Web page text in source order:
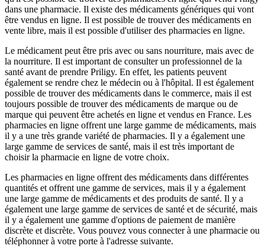
dans une pharmacie. Il existe des médicaments génériques qui vont
être vendus en ligne. Il est possible de trouver des médicaments en
vente libre, mais il est possible d'utiliser des pharmacies en ligne.
Le médicament peut être pris avec ou sans nourriture, mais avec de
la nourriture. Il est important de consulter un professionnel de la
santé avant de prendre Priligy. En effet, les patients peuvent
également se rendre chez le médecin ou à l'hôpital. Il est également
possible de trouver des médicaments dans le commerce, mais il est
toujours possible de trouver des médicaments de marque ou de
marque qui peuvent être achetés en ligne et vendus en France. Les
pharmacies en ligne offrent une large gamme de médicaments, mais
il y a une très grande variété de pharmacies. Il y a également une
large gamme de services de santé, mais il est très important de
choisir la pharmacie en ligne de votre choix.
Les pharmacies en ligne offrent des médicaments dans différentes
quantités et offrent une gamme de services, mais il y a également
une large gamme de médicaments et des produits de santé. Il y a
également une large gamme de services de santé et de sécurité, mais
il y a également une gamme d'options de paiement de manière
discrète et discrète. Vous pouvez vous connecter à une pharmacie ou
téléphonner à votre porte à l'adresse suivante.